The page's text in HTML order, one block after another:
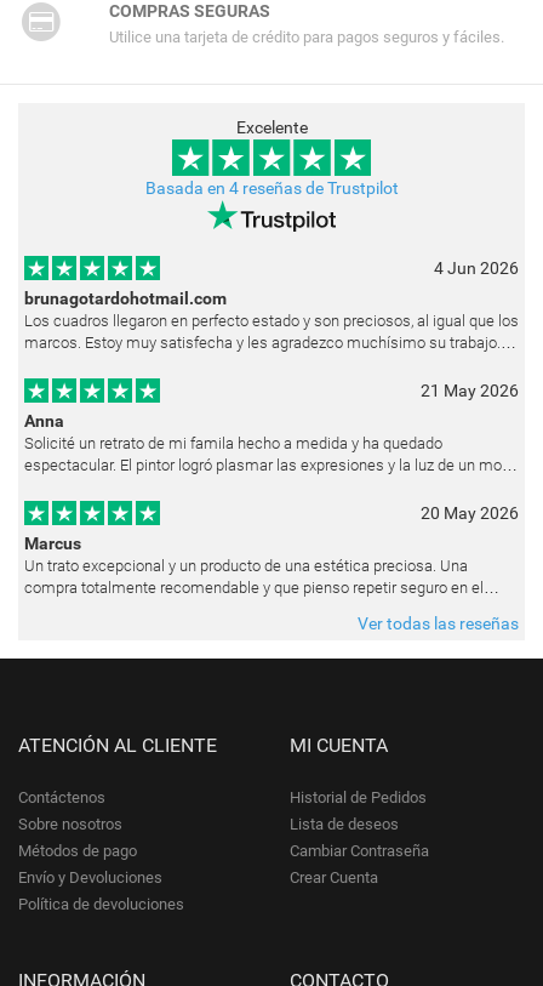
COMPRAS SEGURAS
Utilice una tarjeta de crédito para pagos seguros y fáciles.
Excelente
Basada en 4 reseñas de Trustpilot
4 Jun 2026
brunagotardohotmail.com
Los cuadros llegaron en perfecto estado y son preciosos, al igual que los
marcos. Estoy muy satisfecha y les agradezco muchísimo su trabajo.
21 May 2026
Anna
Solicité un retrato de mi famila hecho a medida y ha quedado
espectacular. El pintor logró plasmar las expresiones y la luz de un modo
20 May 2026
Marcus
Un trato excepcional y un producto de una estética preciosa. Una
compra totalmente recomendable y que pienso repetir seguro en el
Ver todas las reseñas
ATENCIÓN AL CLIENTE
Contáctenos
Sobre nosotros
Métodos de pago
Envío y Devoluciones
Política de devoluciones
MI CUENTA
Historial de Pedidos
Lista de deseos
Cambiar Contraseña
Crear Cuenta
INFORMACIÓN CONTACTO